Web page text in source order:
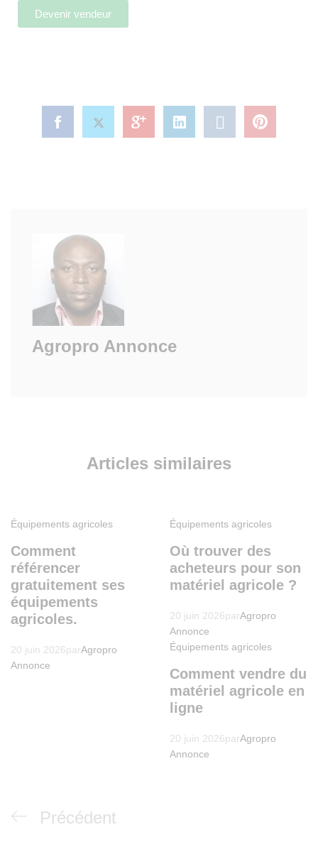
Devenir vendeur
Agropro Annonce
Articles similaires
Équipements agricoles
Comment
référencer
gratuitement ses
équipements
agricoles.
20 juin 2026parAgropro
Annonce
Équipements agricoles
Où trouver des
acheteurs pour son
matériel agricole ?
20 juin 2026parAgropro
Annonce
Équipements agricoles
Comment vendre du
matériel agricole en
ligne
20 juin 2026parAgropro
Annonce
Précédent